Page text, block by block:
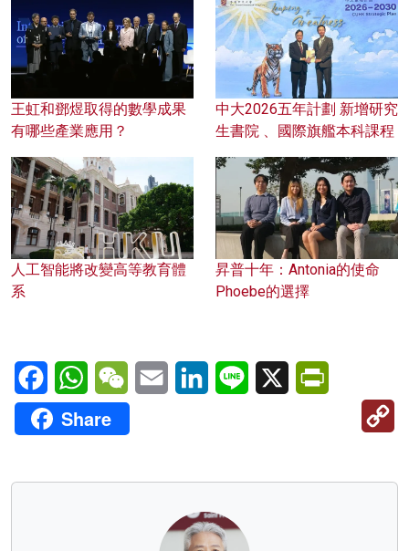
王虹和鄧煜取得的數學成果
有哪些產業應用？
中大2026五年計劃 新增研究
生書院 、國際旗艦本科課程
人工智能將改變高等教育體
系
昇普十年：Antonia的使命
Phoebe的選擇
FacebookWhatsAppWeChatEmail LinkedInLine X
Share